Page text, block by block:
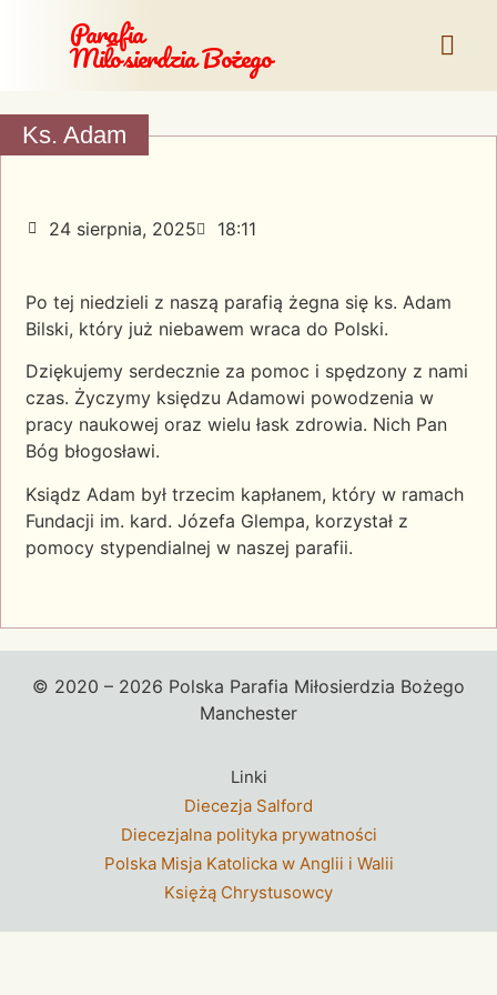
Parafia
Miłosierdzia Bożego
Ks. Adam
24 sierpnia, 2025 18:11
Po tej niedzieli z naszą parafią żegna się ks. Adam
Bilski, który już niebawem wraca do Polski.
Dziękujemy serdecznie za pomoc i spędzony z nami
czas. Życzymy księdzu Adamowi powodzenia w
pracy naukowej oraz wielu łask zdrowia. Nich Pan
Bóg błogosławi.
Ksiądz Adam był trzecim kapłanem, który w ramach
Fundacji im. kard. Józefa Glempa, korzystał z
pomocy stypendialnej w naszej parafii.
© 2020 – 2026 Polska Parafia Miłosierdzia Bożego
Manchester
Linki
Diecezja Salford
Diecezjalna polityka prywatności
Polska Misja Katolicka w Anglii i Walii
Księżą Chrystusowcy